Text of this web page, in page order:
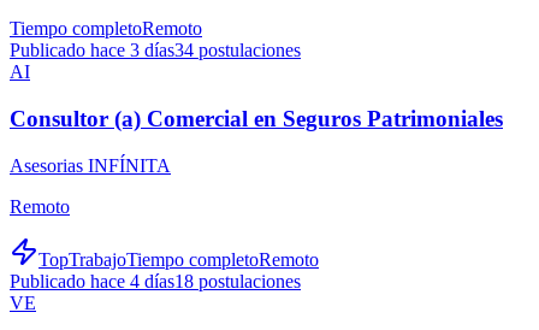
Tiempo completoRemoto
Publicado hace 3 días34 postulaciones
AI
Consultor (a) Comercial en Seguros Patrimoniales
Asesorias INFÍNITA
Remoto
TopTrabajoTiempo completoRemoto
Publicado hace 4 días18 postulaciones
VE